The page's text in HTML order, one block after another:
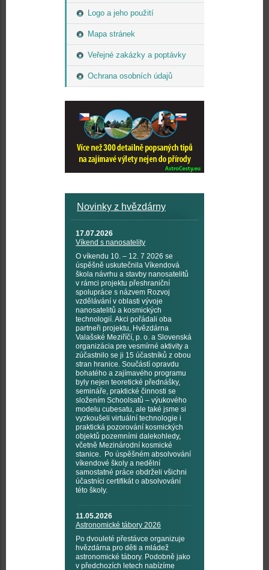
Logo a jeho použití
Mapa stránek
Veřejné zakázky a poptávky
Ochrana osobních údajů
Novinky z hvězdárny
17.07.2026
Víkend s nanosatelity
O víkendu 10. – 12. 7 2026 se
úspěšně uskutečnila Víkendová
škola návrhu a stavby nanosatelitů
v rámci projektu přeshraniční
spolupráce s názvem Rozvoj
vzdělávání v oblasti vývoje
nanosatelitů a kosmických
technologií. Akci pořádali oba
partneři projektu, Hvězdárna
Valašské Meziříčí, p. o. a Slovenská
organizácia pre vesmírné aktivity a
zúčastnilo se ji 15 účastníků z obou
stran hranice. Součástí opravdu
bohatého a zajímavého programu
byly nejen teoretické přednášky,
semináře, praktické činnosti se
složením Schoolsatů – výukového
modelu cubesatu, ale také jsme si
vyzkoušeli virtuální technologie i
praktická pozorování kosmických
objektů pozemními dalekohledy,
včetně Mezinárodní kosmické
stanice. Po úspěšném absolvování
víkendové školy a nedělní
samostatné práce obdrželi všichni
účastníci certifikát o absolvování
této školy.
11.05.2026
Astronomické tábory 2026
Po dvouleté přestávce organizuje
hvězdárna pro děti a mládež
astronomické tábory. Podobně jako
v předchozích letech nabízíme